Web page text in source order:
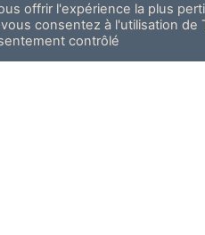
offrir l'expérience la plus
consentez à l'utilisation
contrôlé